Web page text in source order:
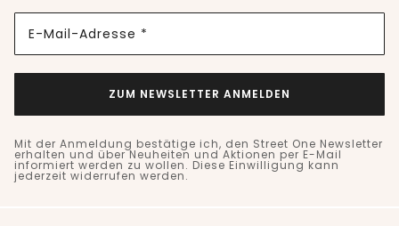
E-Mail-Adresse *
ZUM NEWSLETTER ANMELDEN
Mit der Anmeldung bestätige ich, den Street One Newsletter
erhalten und über Neuheiten und Aktionen per E-Mail
informiert werden zu wollen. Diese Einwilligung kann
jederzeit widerrufen werden.